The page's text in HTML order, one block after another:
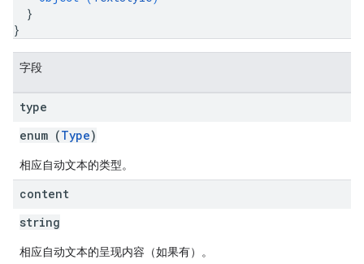
}
}
字段
type
enum (Type)
相应自动文本的类型。
content
string
相应自动文本的呈现内容（如果有）。